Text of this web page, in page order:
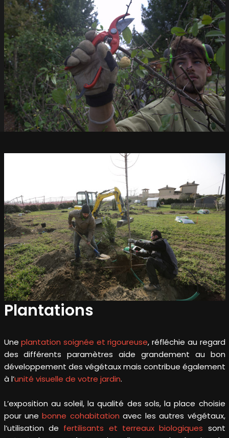
Plantations
Uneplantation soignée et rigoureuse, réfléchie au regard
des différents paramètres aide grandement au bon
développement des végétaux mais contribue également
à l’unité visuelle de votre jardin.
L’exposition au soleil, la qualité des sols, la place choisie
pour unebonne cohabitation avec les autres végétaux,
l’utilisation de fertilisants et terreaux biologiques sont